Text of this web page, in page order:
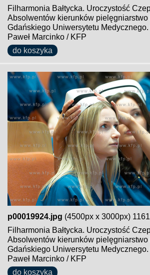
Filharmonia Bałtycka. Uroczystość
Absolwentów kierunków pielęgniarstwo
Gdańskiego Uniwersytetu Medycznego.
Paweł Marcinko / KFP
do koszyka
p00019924.jpg (4500px x 3000px)
Filharmonia Bałtycka. Uroczystość
Absolwentów kierunków pielęgniarstwo
Gdańskiego Uniwersytetu Medycznego.
Paweł Marcinko / KFP
do koszyka